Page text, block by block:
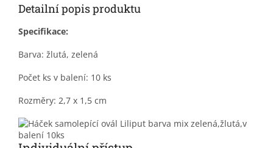
Detailní popis produktu
Specifikace:
Barva: žlutá, zelená
Počet ks v balení: 10 ks
Rozměry: 2,7 x 1,5 cm